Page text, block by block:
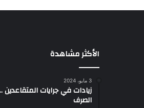
الأكثر مشاهدة
3 مايو، 2024
زيادات في جرايات
الصرف